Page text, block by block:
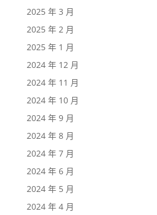
2025 年 3 月
2025 年 2 月
2025 年 1 月
2024 年 12 月
2024 年 11 月
2024 年 10 月
2024 年 9 月
2024 年 8 月
2024 年 7 月
2024 年 6 月
2024 年 5 月
2024 年 4 月